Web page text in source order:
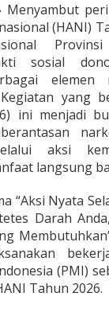
N
e
h
K
1
2
Menyambut
(HANI)
sosial
elemen
yang
ini menjadi
aksi
langsung
“Aksi Nyata
Darah
(PMI)
Tahun 2026.